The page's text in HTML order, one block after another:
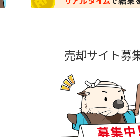
売却サイト募